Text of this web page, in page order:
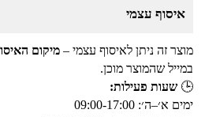
איסוף עצמי
מוצר זה ניתן לאיסוף עצמי – מיקום
במייל שהמוצר מוכן.
🕒 שעות פעילות:
ימים א׳–ה׳: 09:00-17:00